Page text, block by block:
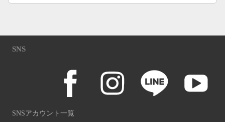
SNS
SNSアカウント一覧